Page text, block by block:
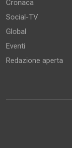
Cronaca
Social-TV
Global
Eventi
Redazione aperta